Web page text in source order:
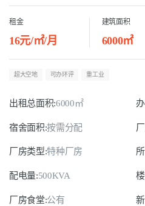
租金
16元/㎡/月
建筑面积
6000㎡
超大空地 可办环评 重工业
出租总面积:6000㎡
宿舍面积:按需分配
厂房类型:特种厂房
配电量:500KVA
厂房食堂:公有